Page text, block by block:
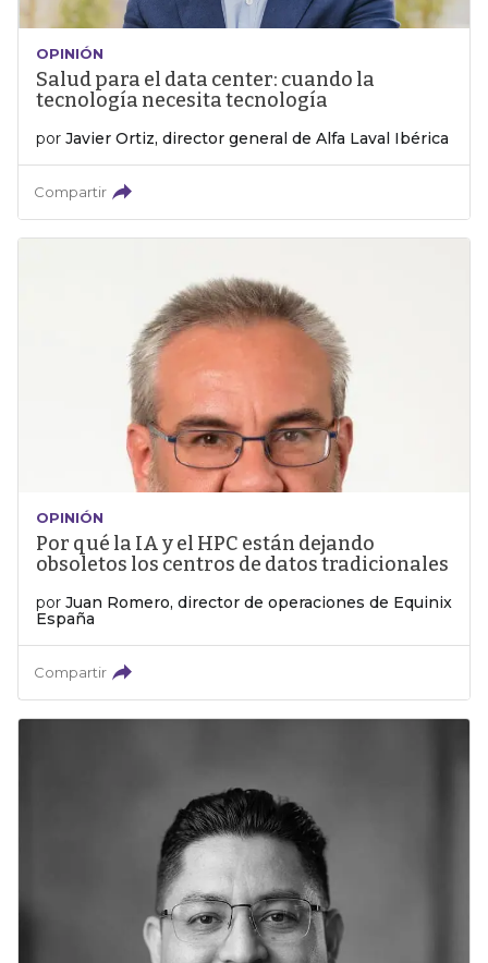
OPINIÓN
Salud para el data center: cuando la
tecnología necesita tecnología
por Javier Ortiz, director general de Alfa Laval Ibérica
Compartir
OPINIÓN
Por qué la IA y el HPC están dejando
obsoletos los centros de datos tradicionales
por Juan Romero, director de operaciones de Equinix
España
Compartir